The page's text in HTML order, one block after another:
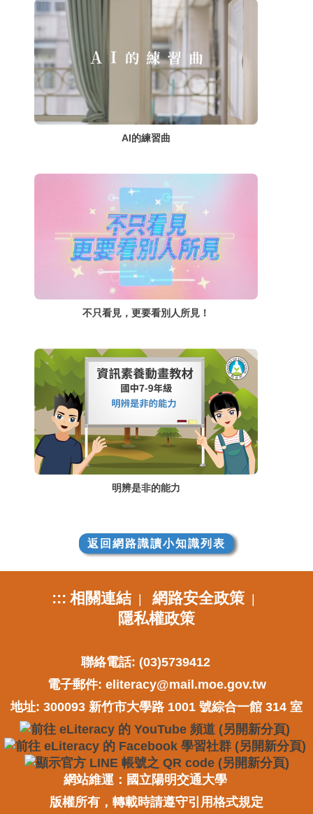
AI的練習曲
不只看見，更要看別人所見！
明辨是非的能力
返回網路識讀小知識列表
::: 相關連結| 網路安全政策|
隱私權政策
聯絡電話: (03)5739412
電子郵件: eliteracy@mail.moe.gov.tw
地址: 300093 新竹市大學路 1001 號綜合一館 314 室
網站維運：國立陽明交通大學
版權所有，轉載時請遵守引用格式規定